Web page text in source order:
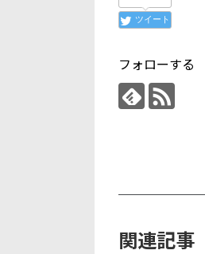
ツイート
フォローする
関連記事